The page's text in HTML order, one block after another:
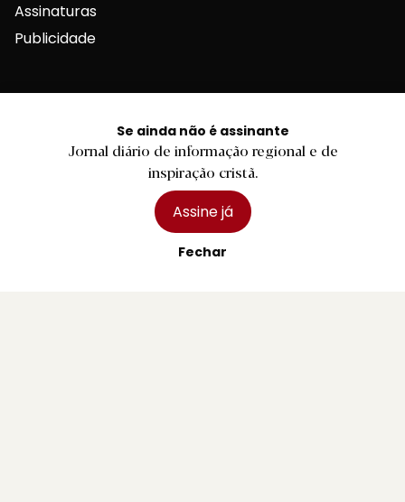
Se ainda não é assinante
Jornal diário de informação regional e de
inspiração cristã.
Assine já
Fechar
Assinaturas
Publicidade
Contactos Gerais